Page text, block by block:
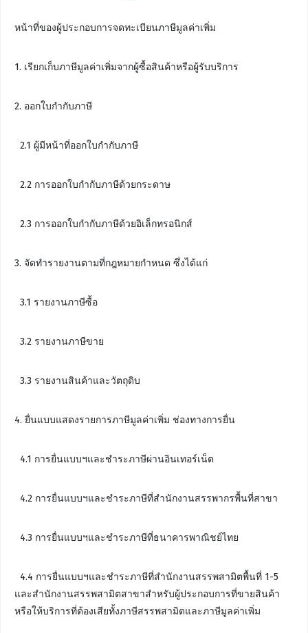
หน้าที่ของผู้ประกอบการจดทะเบียนภาษีมูลค่าเพิ่ม
1. เรียกเก็บภาษีมูลค่าเพิ่มจากผู้ซื้อสินค้าหรือผู้รับบริการ
2. ออกใบกำกับภาษี
2.1 ผู้มีหน้าที่ออกใบกำกับภาษี
2.2 การออกใบกำกับภาษีด้วยกระดาษ
2.3 การออกใบกำกับภาษีด้วยอิเล็กทรอนิกส์
3. จัดทำรายงานตามที่กฎหมายกำหนด ซึ่งได้แก่
3.1 รายงานภาษีซื้อ
3.2 รายงานภาษีขาย
3.3 รายงานสินค้าและวัตถุดิบ
4. ยื่นแบบแสดงรายการภาษีมูลค่าเพิ่ม ช่องทางการยื่น
4.1 การยื่นแบบฯและชำระภาษีผ่านอินเทอร์เน็ต
4.2 การยื่นแบบฯและชำระภาษีที่สำนักงานสรรพากรพื้นที่สาขา
4.3 การยื่นแบบฯและชำระภาษีที่ธนาคารพาณิชย์ไทย
4.4 การยื่นแบบฯและชำระภาษีที่สำนักงานสรรพสามิตพื้นที่ 1-5
และสำนักงานสรรพสามิตสาขาสำหรับผู้ประกอบการที่ขายสินค้า
หรือให้บริการที่ต้องเสียทั้งภาษีสรรพสามิตและภาษีมูลค่าเพิ่ม